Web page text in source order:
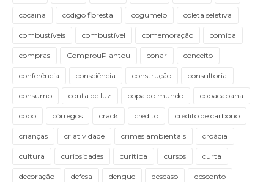
cocaina código florestal cogumelo coleta seletiva
combustíveis combustível comemoração comida
compras ComprouPlantou conar conceito
conferência consciência construção consultoria
consumo conta de luz copa do mundo copacabana
copo córregos crack crédito crédito de carbono
crianças criatividade crimes ambientais croácia
cultura curiosidades curitiba cursos curta
decoração defesa dengue descaso desconto